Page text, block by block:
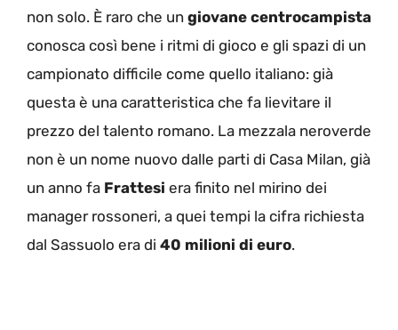
non solo. È raro che un giovane centrocampista
conosca così bene i ritmi di gioco e gli spazi di un
campionato difficile come quello italiano: già
questa è una caratteristica che fa lievitare il
prezzo del talento romano. La mezzala neroverde
non è un nome nuovo dalle parti di Casa Milan, già
un anno fa Frattesi era finito nel mirino dei
manager rossoneri, a quei tempi la cifra richiesta
dal Sassuolo era di 40 milioni di euro.